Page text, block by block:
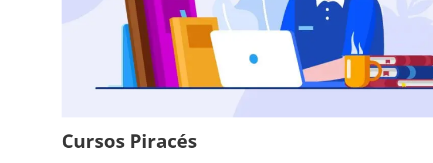
Cursos Piracés